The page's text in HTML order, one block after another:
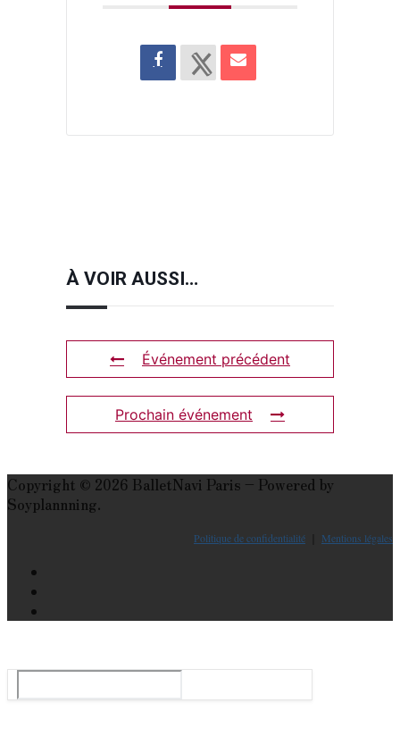
À VOIR AUSSI…
Événement précédent
Prochain événement
Copyright © 2026 BalletNavi Paris – Powered by
Soyplannning.
Politique de confidentialité Mentions légales
: